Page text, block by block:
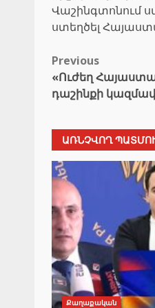
Վաշինգտոնում
ստեղծել
Post
navigation
Previous
«Ուժեղ
դաշինքի
ԱՌՆՉՎՈՂ
Քաղաքական